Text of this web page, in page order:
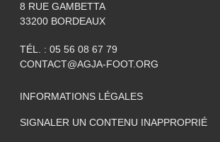
8 RUE GAMBETTA
33200 BORDEAUX
TÉL. : 05 56 08 67 79
CONTACT@AGJA-FOOT.ORG
INFORMATIONS LÉGALES
SIGNALER UN CONTENU INAPPROPRIÉ